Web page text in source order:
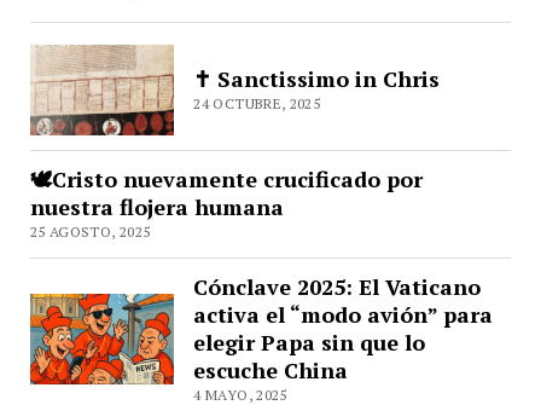
✝️ Sanctissimo in Chris
24 OCTUBRE, 2025
🕊️Cristo nuevamente crucificado por
nuestra flojera humana
25 AGOSTO, 2025
Cónclave 2025: El Vaticano
activa el “modo avión” para
elegir Papa sin que lo
escuche China
4 MAYO, 2025